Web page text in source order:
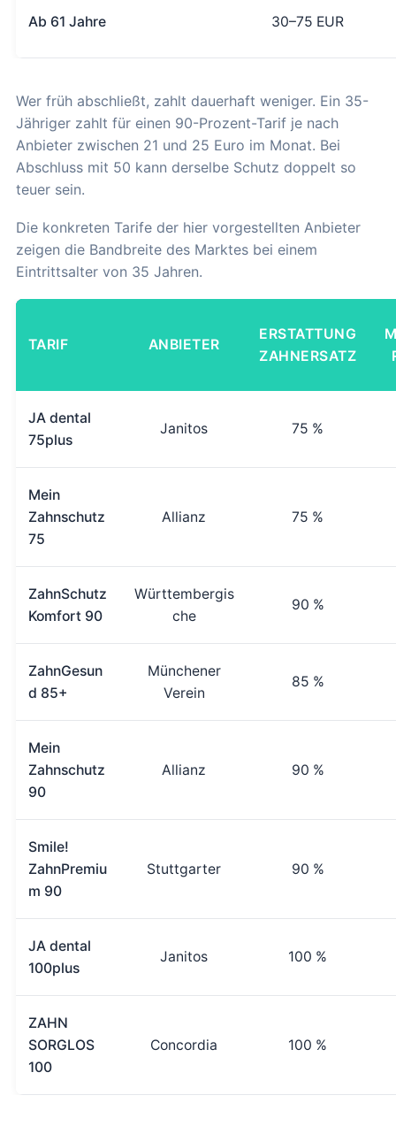
Ab 61 Jahre 30–75 EUR
Wer früh abschließt, zahlt dauerhaft weniger. Ein 35-
Jähriger zahlt für einen 90-Prozent-Tarif je nach
Anbieter zwischen 21 und 25 Euro im Monat. Bei
Abschluss mit 50 kann derselbe Schutz doppelt so
teuer sein.
Die konkreten Tarife der hier vorgestellten Anbieter
zeigen die Bandbreite des Marktes bei einem
Eintrittsalter von 35 Jahren.
TARIF ANBIETER
ERSTATTUNG
ZAHNERSATZ
JA dental
75plus
Janitos 75 %
Mein
Zahnschutz
75
Allianz 75 %
ZahnSchutz
Komfort 90
Württembergis
che
90 %
ZahnGesun
d 85+
Münchener
Verein
85 %
Mein
Zahnschutz
90
Allianz 90 %
Smile!
ZahnPremiu
m 90
Stuttgarter 90 %
JA dental
100plus
Janitos 100 %
ZAHN
SORGLOS
100
Concordia 100 %